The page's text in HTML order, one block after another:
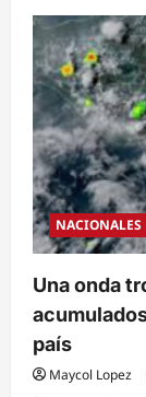
de
no
por
NACIONALES
Una onda
país
Maycol Lopez